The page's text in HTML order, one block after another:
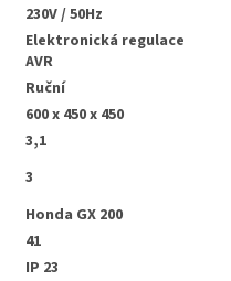
230V / 50Hz
Elektronická regulace
AVR
Ruční
600 x 450 x 450
3,1
3
Honda GX 200
41
IP 23